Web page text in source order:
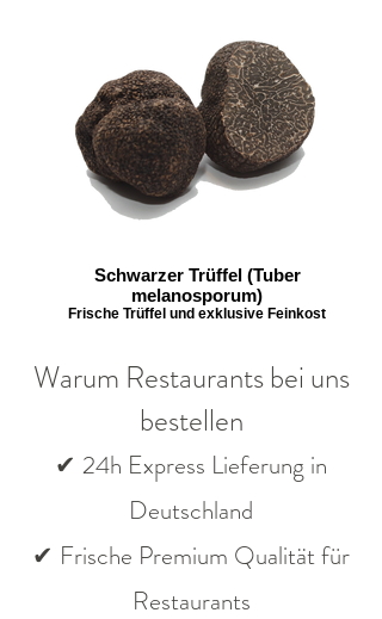
Schwarzer Trüffel (Tuber
melanosporum)
Frische Trüffel und exklusive Feinkost
Warum Restaurants bei uns
bestellen
✔ 24h Express Lieferung in
Deutschland
✔ Frische Premium Qualität für
Restaurants